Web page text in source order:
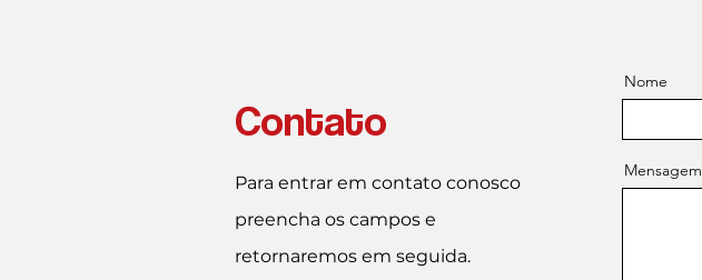
Contato
Para entrar em contato conosco
preencha os campos e
retornaremos em seguida.
Nome
Mensagem